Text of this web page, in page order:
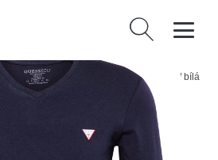
Vyhledávání
Tričko Guess námořnická modř / červená / bílá